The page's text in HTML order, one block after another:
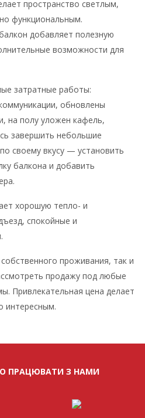
пространство светлым,
функциональным.
добавляет полезную
возможности для
затратные работы:
обновлены
на полу уложен кафель,
завершить небольшие
своему вкусу — установить
балкона и добавить
хорошую тепло- и
спокойные и
проживания, так и
продажу под любые
Привлекательная цена делает
интересным.
ПРАЦЮВАТИ З НАМИ